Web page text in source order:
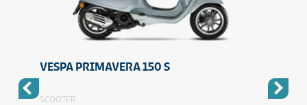
VESPA PRIMAVERA 150 S
SCOOTER